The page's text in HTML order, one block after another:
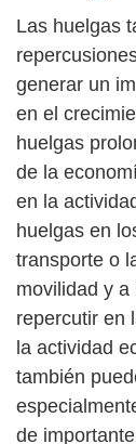
Las huelgas
generar un
en el
huelgas
de la
en la
huelgas en
transporte o
movilidad y
repercutir en
la actividad
también
de